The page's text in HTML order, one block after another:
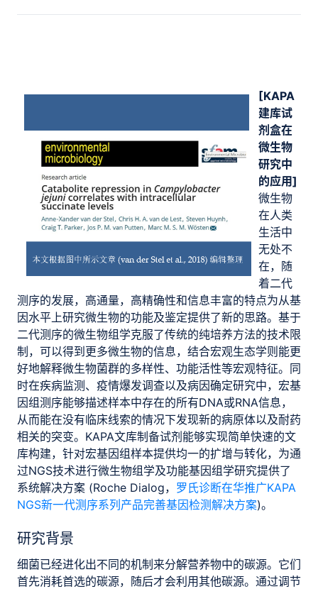
[KAPA
建库试
剂盒在
微生物
研究中
的应用]
微生物
在人类
生活中
无处不
在，随
着二代
测序的发展，高通量，高精确性和信息丰富的特点为从基
因水平上研究微生物的功能及鉴定提供了新的思路。基于
二代测序的微生物组学克服了传统的纯培养方法的技术限
制，可以得到更多微生物的信息，结合宏观生态学则能更
好地解释微生物菌群的多样性、功能活性等宏观特征。同
时在疾病监测、疫情爆发调查以及病因确定研究中，宏基
因组测序能够描述样本中存在的所有DNA或RNA信息，
从而能在没有临床线索的情况下发现新的病原体以及耐药
相关的突变。KAPA文库制备试剂能够实现简单快速的文
库构建，针对宏基因组样本提供均一的扩增与转化，为通
过NGS技术进行微生物组学及功能基因组学研究提供了
系统解决方案 (Roche Dialog， 罗氏诊断在华推广KAPA
NGS新一代测序系列产品完善基因检测解决方案)。
研究背景
细菌已经进化出不同的机制来分解营养物中的碳源。它们
首先消耗首选的碳源，随后才会利用其他碳源。通过调节